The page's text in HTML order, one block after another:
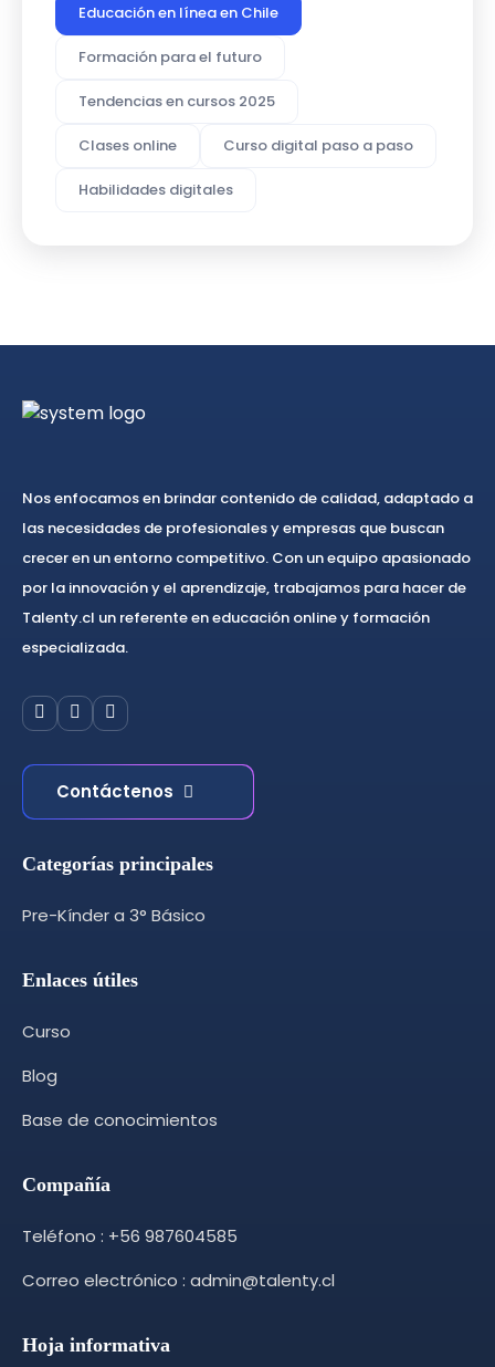
Educación en línea en Chile
Formación para el futuro
Tendencias en cursos 2025
Clases online Curso digital paso a paso
Habilidades digitales
Nos enfocamos en brindar contenido de calidad, adaptado a
las necesidades de profesionales y empresas que buscan
crecer en un entorno competitivo. Con un equipo apasionado
por la innovación y el aprendizaje, trabajamos para hacer de
Talenty.cl un referente en educación online y formación
especializada.
Contáctenos
Categorías principales
Pre-Kínder a 3° Básico
Enlaces útiles
Curso
Blog
Base de conocimientos
Compañía
Teléfono : +56 987604585
Correo electrónico : admin@talenty.cl
Hoja informativa